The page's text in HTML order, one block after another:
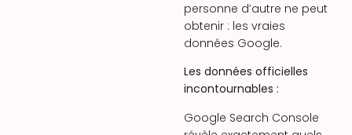
personne d’autre ne peut
obtenir : les vraies
données Google.
Les données officielles
incontournables :
Google Search Console